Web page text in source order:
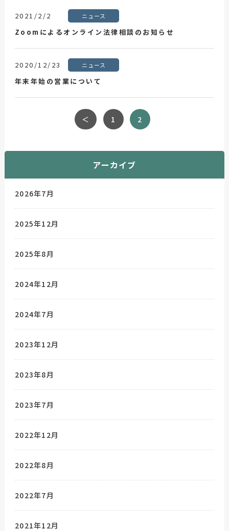
2021/2/2 ニュース
Zoomによるオンライン法律相談のお知らせ
2020/12/23 ニュース
年末年始の営業について
＜ 1 2
アーカイブ
2026年7月
2025年12月
2025年8月
2024年12月
2024年7月
2023年12月
2023年8月
2023年7月
2022年12月
2022年8月
2022年7月
2021年12月